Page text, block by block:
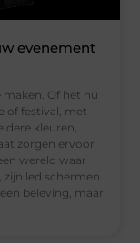
evenement
Of het nu
of festival, met
kleuren,
zorgen ervoor
wereld waar
zijn led schermen
beleving, maar